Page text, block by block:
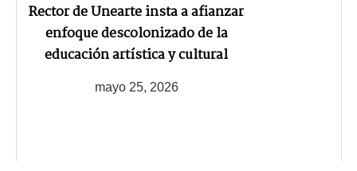
Rector de Unearte insta a afianzar
enfoque descolonizado de la
educación artística y cultural
mayo 25, 2026